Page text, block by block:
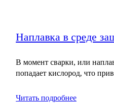
Наплавка в среде
В момент сварки, или
попадает кислород, что
Читать подробнее